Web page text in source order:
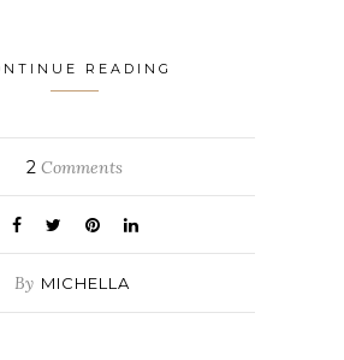
READING
2 Comments
By MICHELLA